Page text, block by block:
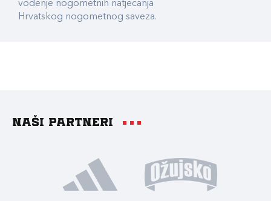
vođenje nogometnih natjecanja
Hrvatskog nogometnog saveza.
Naši partneri